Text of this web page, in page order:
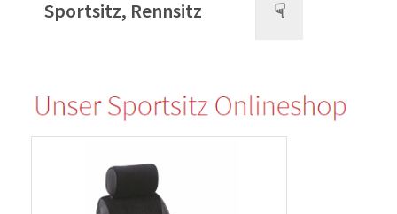
Sportsitz, Rennsitz ☟